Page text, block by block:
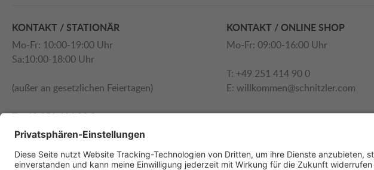
KONTAKT / STATIONÄR
Mo-Fr: 10:00-19:00 Uhr
Sa:10:00-18:00 Uhr
(außer an gesetzlichen Feiertagen)
T: +49 251 414 90 0
E:willkommen@schnitzler.com
KONTAKT / ONLINE SHOP
Mo-Fr: 09:00-16:00 Uhr
T: +49 251 414 90 0
E: willkommen@schnitzler.com